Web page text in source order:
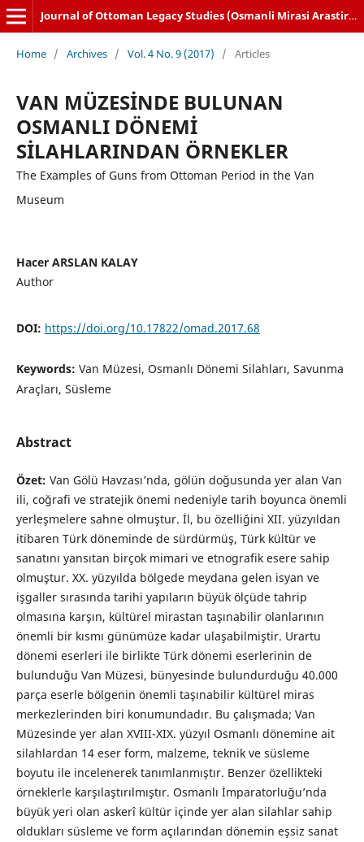
Journal of Ottoman Legacy Studies (Osmanli Mirasi Arastirmalari Dergisi)
Home / Archives / Vol. 4 No. 9 (2017) / Articles
VAN MÜZESİNDE BULUNAN
OSMANLI DÖNEMİ
SİLAHLARINDAN ÖRNEKLER
The Examples of Guns from Ottoman Period in the Van
Museum
Hacer ARSLAN KALAY
Author
DOI: https://doi.org/10.17822/omad.2017.68
Keywords: Van Müzesi, Osmanlı Dönemi Silahları, Savunma
Araçları, Süsleme
Abstract
Özet: Van Gölü Havzası’nda, gölün doğusunda yer alan Van
ili, coğrafi ve stratejik önemi nedeniyle tarih boyunca önemli
yerleşmelere sahne olmuştur. İl, bu özelliğini XII. yüzyıldan
itibaren Türk döneminde de sürdürmüş, Türk kültür ve
sanatını yansıtan birçok mimari ve etnografik esere sahip
olmuştur. XX. yüzyılda bölgede meydana gelen isyan ve
işgaller sırasında tarihi yapıların büyük ölçüde tahrip
olmasına karşın, kültürel mirastan taşınabilir olanlarının
önemli bir kısmı günümüze kadar ulaşabilmiştir. Urartu
dönemi eserleri ile birlikte Türk dönemi eserlerinin de
bulunduğu Van Müzesi, bünyesinde bulundurduğu 40.000
parça eserle bölgenin önemli taşınabilir kültürel miras
merkezlerinden biri konumundadır. Bu çalışmada; Van
Müzesinde yer alan XVIII-XIX. yüzyıl Osmanlı dönemine ait
silahlardan 14 eser form, malzeme, teknik ve süsleme
boyutu ile incelenerek tanımlanmıştır. Benzer özellikteki
örneklerle karşılaştırılmıştır. Osmanlı İmparatorluğu’nda
büyük yeri olan askerî kültür içinde yer alan silahlar sahip
oldukları süsleme ve form açılarından dönemin eşsiz sanat